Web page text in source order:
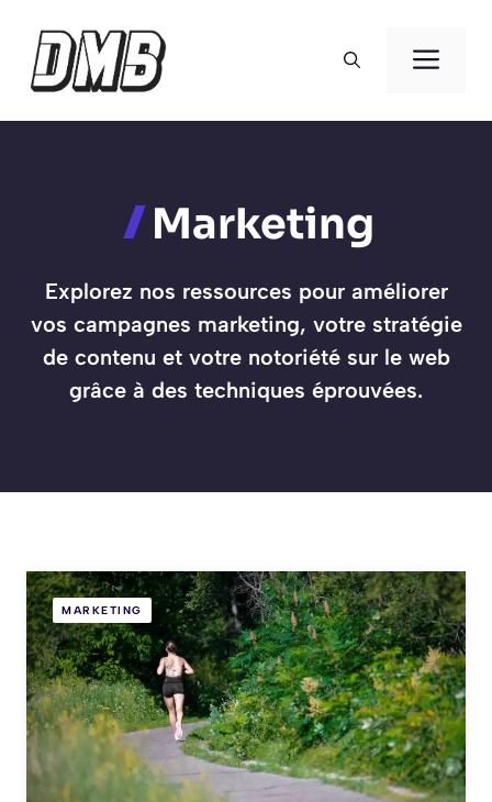
contenu
Marketing
Explorez nos ressources pour améliorer
vos campagnes marketing, votre stratégie
de contenu et votre notoriété sur le web
grâce à des techniques éprouvées.
MARKETING